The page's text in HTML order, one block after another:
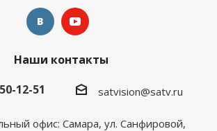
Наши контакты
12-51
satvision@satv.ru
офис: Самара, ул. Санфировой,